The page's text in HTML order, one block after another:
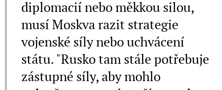
diplomacií nebo měkkou silou,
musí Moskva razit strategie
vojenské síly nebo uchvácení
státu. "Rusko tam stále potřebuje
zástupné síly, aby mohlo